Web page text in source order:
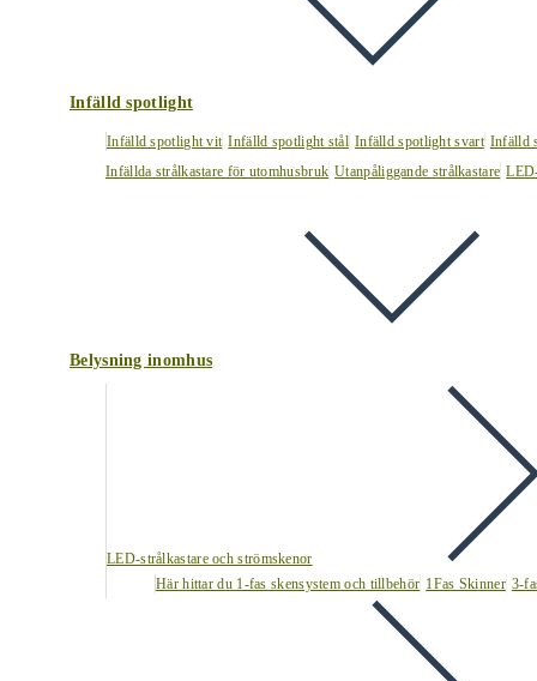
Infälld spotlight
Infälld spotlight vit Infälld spotlight stål Infälld spotlight svart Infälld
Infällda strålkastare för utomhusbruk Utanpåliggande strålkastare
Belysning inomhus
LED-strålkastare och strömskenor
Här hittar du 1-fas skensystem och tillbehör 1Fas Skinner 3-